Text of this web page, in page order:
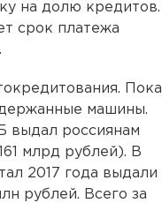
на долю кредитов.
срок платежа
Пока
машины.
выдал россиянам
млрд рублей). В
2017 года выдали
рублей. Всего за